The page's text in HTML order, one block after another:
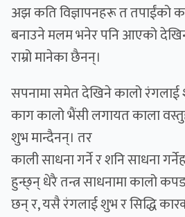
अझ कति विज्ञापनहरू त तपाईंको
बनाउने मलम भनेर पनि आएको
राम्रो मानेका छैनन्।
सपनामा समेत देखिने कालो रंगलाई
काग कालो भैंसी लगायत काला
शुभ मान्दैनन्। तर
काली साधना गर्ने र शनि साधना
हुन्छ्न् धेरै तन्त्र साधनामा कालो
छन् र, यसै रंगलाई शुभ र सिद्धि